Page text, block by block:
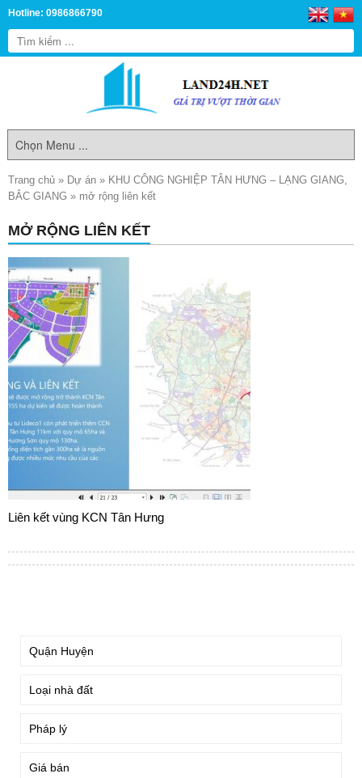
Hotline: 0986866790
Trang chủ » Dự án » KHU CÔNG NGHIỆP TÂN HƯNG – LẠNG GIANG,
BẮC GIANG » mở rộng liên kết
MỞ RỘNG LIÊN KẾT
Liên kết vùng KCN Tân Hưng